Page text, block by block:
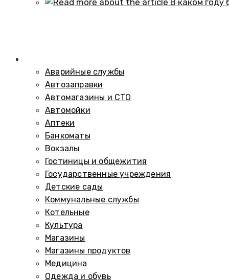
Аварийные службы
Автозаправки
Автомагазины и СТО
Автомойки
Аптеки
Банкоматы
Вокзалы
Гостиницы и общежития
Государственные учреждения
Детские сады
Коммунальные службы
Котельные
Культура
Магазины
Магазины продуктов
Медицина
Одежда и обувь